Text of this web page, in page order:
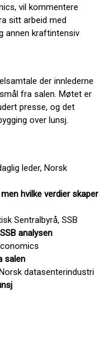
vil kommentere
sitt arbeid med
annen kraftintensiv
der innlederne
fra salen. Møtet er
presse, og det
over lunsj.
leder, Norsk
hvilke verdier skaper
SSB
analysen
salen
datasenterindustri